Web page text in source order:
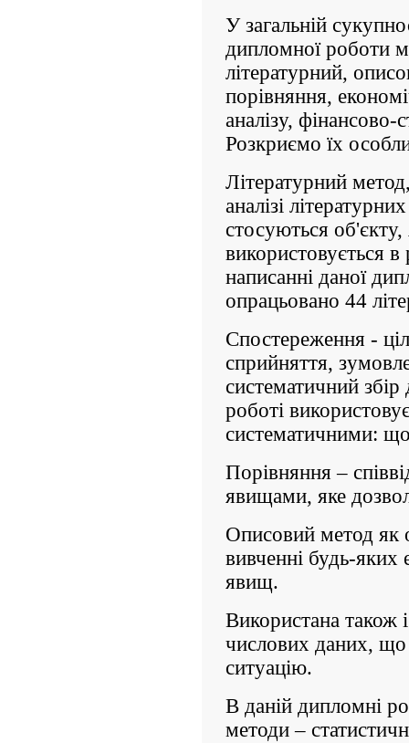
У загальній
дипломної роботи
літературний,
порівняння,
аналізу, фінансово-
Розкриємо їх
Літературний
аналізі
стосуються
використовується
написанні даної
опрацьовано 44
Спостереження -
сприйняття,
систематичний
роботі
систематичними:
Порівняння –
явищами, яке
Описовий метод як
вивченні будь-
явищ.
Використана також
числових даних,
ситуацію.
В даній дипломні
методи –